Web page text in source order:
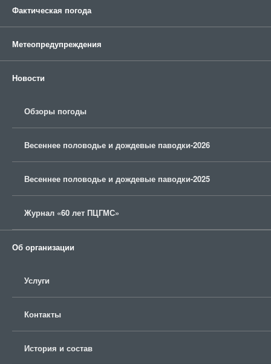
Фактическая погода
Метеопредупреждения
Новости
Обзоры погоды
Весеннее половодье и дождевые паводки-2026
Весеннее половодье и дождевые паводки-2025
Журнал «60 лет ПЦГМС»
Об организации
Услуги
Контакты
История и состав